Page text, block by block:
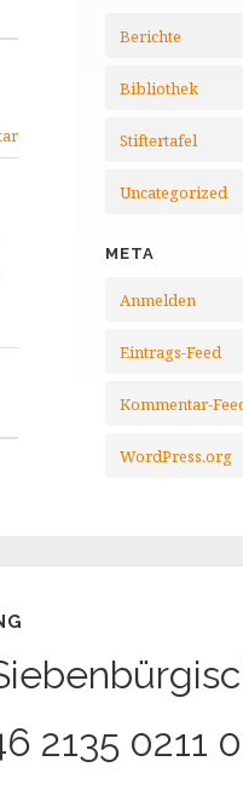
Berichte
Bibliothek
Stiftertafel
Uncategorized
META
Anmelden
Eintrags-Feed
Kommentar-
WordPress.org
2135 0211